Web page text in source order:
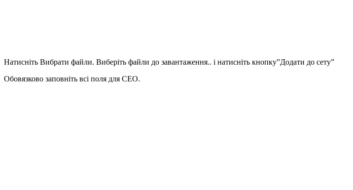
Натисніть Вибрати файли. Виберіть файли до завантаження.. і натисніть кнопку”Додати до сету”
Обовязково заповніть всі поля для СЕО.